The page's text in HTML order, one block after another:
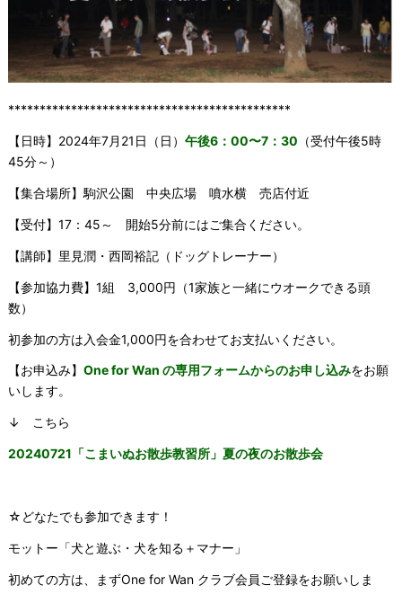
*********************************************
【日時】2024年7月21日（日） 午後6：00〜7：30 （受付午後5時
45分～）
【集合場所】駒沢公園 中央広場 噴水横 売店付近
【受付】17：45～ 開始5分前にはご集合ください。
【講師】里見潤・西岡裕記（ドッグトレーナー）
【参加協力費】1組 3,000円（1家族と一緒にウオークできる頭
数）
初参加の方は入会金1,000円を合わせてお支払いください。
【お申込み】 One for Wan の専用フォームからのお申し込みをお願
いします。
↓ こちら
20240721「こまいぬお散歩教習所」夏の夜のお散歩会
☆どなたでも参加できます！
モットー「犬と遊ぶ・犬を知る＋マナー」
初めての方は、まずOne for Wan クラブ会員ご登録をお願いしま